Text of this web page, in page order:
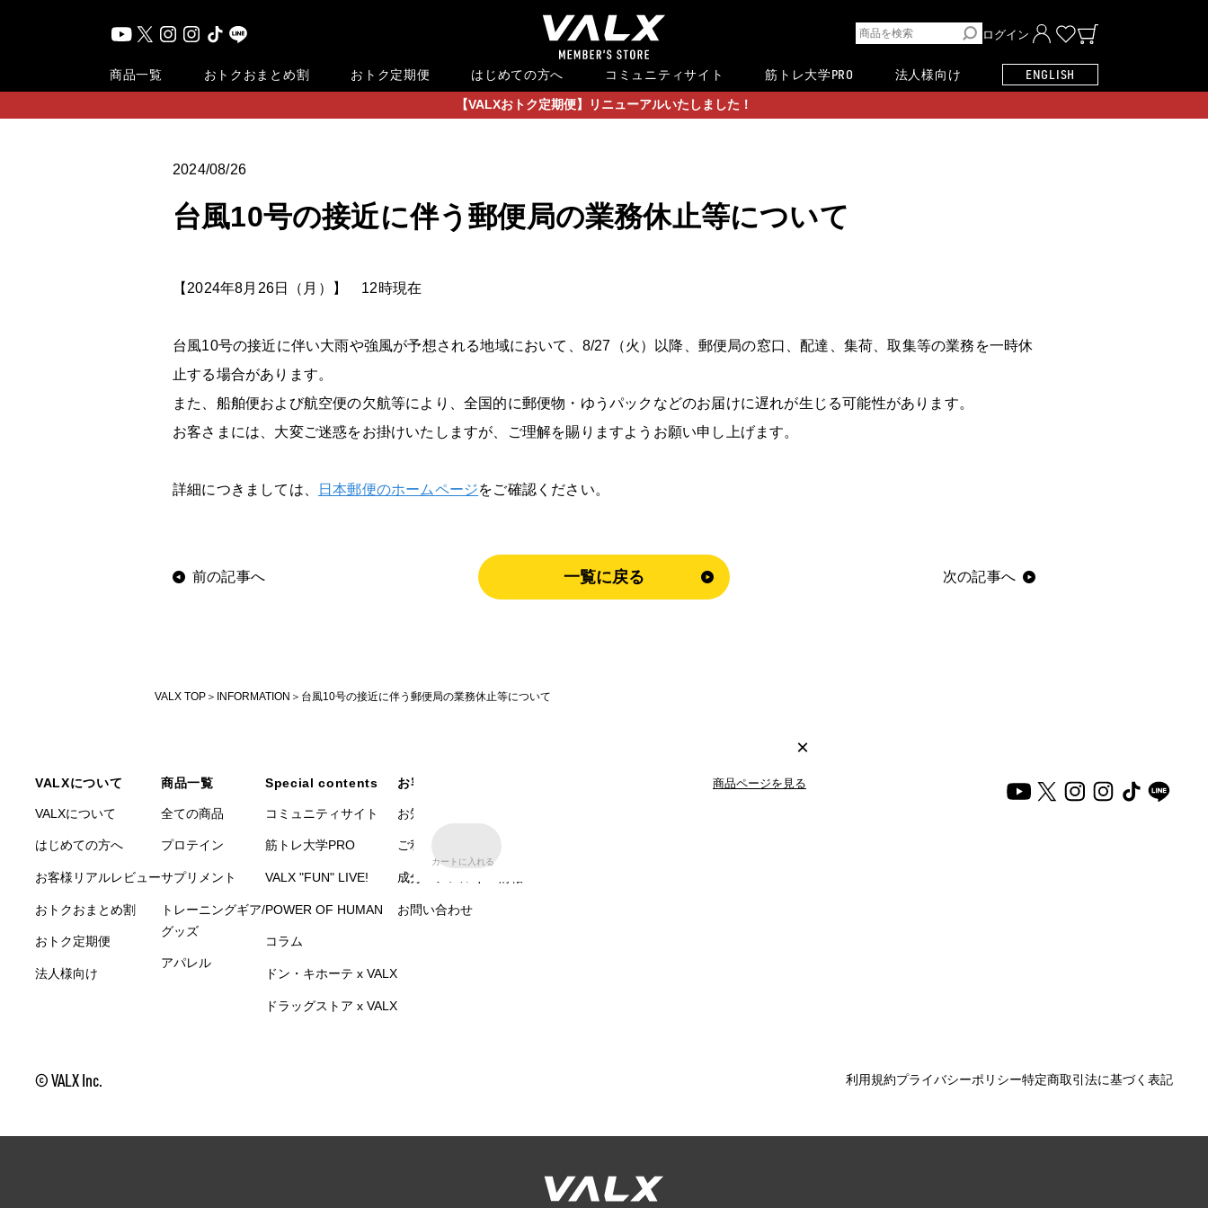
ログイン
商品一覧 おトク おまとめ割 おトク定期便 はじめての方へ コミュニティサイト 筋トレ大学PRO 法人様向け ENGLISH
【VALXおトク定期便】リニューアルいたしました！
2024/08/26
台風10号の接近に伴う郵便局の業務休止等について
【2024年8月26日（月）】 12時現在
台風10号の接近に伴い大雨や強風が予想される地域において、8/27（火）以降、郵便局の窓口、配達、集荷、取集等の業務を一時休
止する場合があります。
また、船舶便および航空便の欠航等により、全国的に郵便物・ゆうパックなどのお届けに遅れが生じる可能性があります。
お客さまには、大変ご迷惑をお掛けいたしますが、ご理解を賜りますようお願い申し上げます。
詳細につきましては、 日本郵便のホームページをご確認ください。
前の記事へ 一覧に戻る 次の記事へ
VALX TOP INFORMATION 台風10号の接近に伴う郵便局の業務休止等について
×
商品ページを見る
カートに入れる
VALXについて
VALXについて
はじめての方へ
お客様リアルレビュー
おトク おまとめ割
おトク 定期便
法人様向け
商品一覧
全ての商品
プロテイン
サプリメント
トレーニングギア/
グッズ
アパレル
Special contents
コミュニティサイト
筋トレ大学PRO
VALX "FUN" LIVE!
POWER OF HUMAN
コラム
ドン・キホーテ x VALX
ドラッグストア x VALX
お客様サポート
お知らせ一覧
ご利用ガイド
成分・アレルギー情報
お問い合わせ
© VALX Inc. 利用規約プライバシーポリシー特定商取引法に基づく表記